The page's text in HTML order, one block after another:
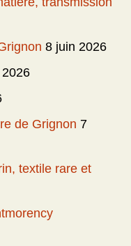
8 juin 2026
de Grignon 7
textile rare et